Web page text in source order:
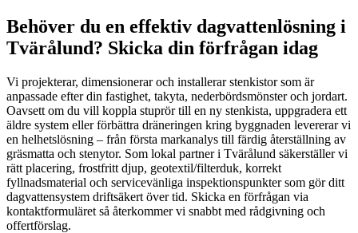
Behöver du en effektiv dagvattenlösning i
Tvärålund? Skicka din förfrågan idag
Vi projekterar, dimensionerar och installerar stenkistor som är
anpassade efter din fastighet, takyta, nederbördsmönster och jordart.
Oavsett om du vill koppla stuprör till en ny stenkista, uppgradera ett
äldre system eller förbättra dräneringen kring byggnaden levererar vi
en helhetslösning – från första markanalys till färdig återställning av
gräsmatta och stenytor. Som lokal partner i Tvärålund säkerställer vi
rätt placering, frostfritt djup, geotextil/filterduk, korrekt
fyllnadsmaterial och servicevänliga inspektionspunkter som gör ditt
dagvattensystem driftsäkert över tid. Skicka en förfrågan via
kontaktformuläret så återkommer vi snabbt med rådgivning och
offertförslag.